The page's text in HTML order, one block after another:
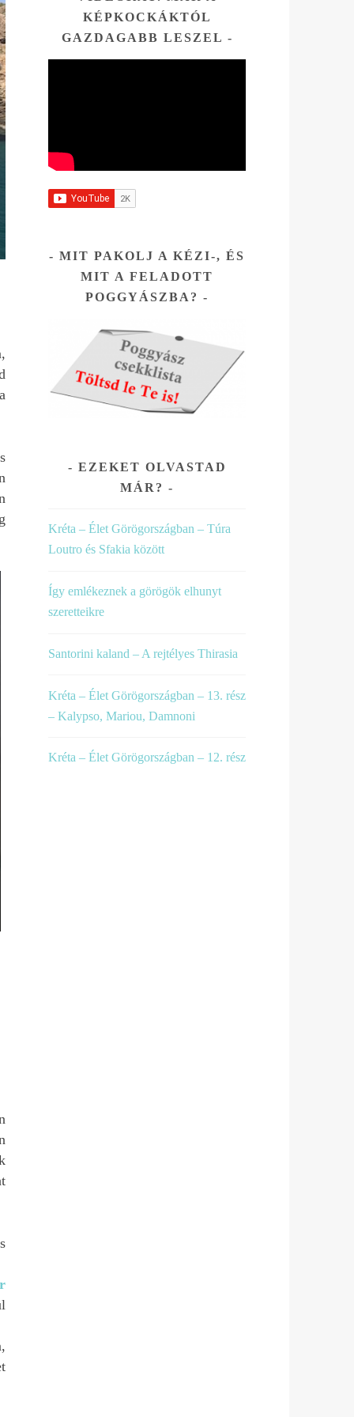
ott
KÉPKOCKÁKTÓL
GAZDAGABB LESZEL
MIT PAKOLJ A KÉZI-, ÉS
MIT A FELADOTT
POGGYÁSZBA?
EZEKET OLVASTAD
MÁR?
Kréta – Élet Görögországban – Túra
Loutro és Sfakia között
Így emlékeznek a görögök elhunyt
szeretteikre
Santorini kaland – A rejtélyes Thirasia
Kréta – Élet Görögországban – 13. rész
– Kalypso, Mariou, Damnoni
Kréta – Élet Görögországban – 12. rész